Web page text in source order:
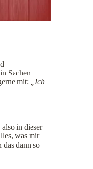
Sachen
mit:
„Ich
in dieser
was mir
das dann so